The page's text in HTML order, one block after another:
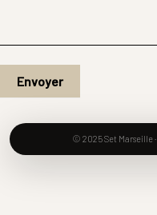
Envoyer
© 2025 Set Marseille ·